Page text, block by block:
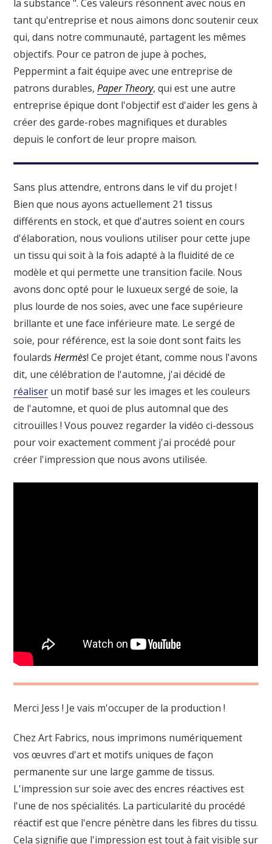
la substance ". Ces valeurs résonnent avec nous en
tant qu'entreprise et nous aimons donc soutenir ceux
qui, dans notre communauté, partagent les mêmes
objectifs. Pour ce patron de jupe à poches,
Peppermint a fait équipe avec une entreprise de
patrons durables,Paper Theory, qui est une autre
entreprise épique dont l'objectif est d'aider les gens à
créer des garde-robes magnifiques et durables
depuis le confort de leur propre maison.
Sans plus attendre, entrons dans le vif du projet !
Bien que nous ayons actuellement 21 tissus
différents en stock, et que d'autres soient en cours
d'élaboration, nous voulions utiliser pour cette jupe
un tissu qui soit à la fois adapté à la fluidité de ce
modèle et qui permette une transition facile. Nous
avons donc opté pour le luxueux sergé de soie, la
plus lourde de nos soies, avec une face supérieure
brillante et une face inférieure mate. Le sergé de
soie, pour référence, est la soie dont sont faits les
foulardsHermès! Ce projet étant, comme nous l'avons
dit, une célébration de l'automne, j'ai décidé de
réaliser un motif basé sur les images et les couleurs
de l'automne, et quoi de plus automnal que des
citrouilles ! Vous pouvez regarder la vidéo ci-dessous
pour voir exactement comment j'ai procédé pour
créer l'impression que nous avons utilisée.
Merci Jess ! Je vais m'occuper de la production !
Chez Art Fabrics, nous imprimons numériquement
vos œuvres d'art et motifs uniques de façon
permanente sur une large gamme de tissus.
L'impression sur soie avec des encres réactives est
l'une de nos spécialités. La particularité du procédé
réactif est que l'encre pénètre dans les fibres du tissu.
Cela signifie que l'impression est tout à fait visible sur